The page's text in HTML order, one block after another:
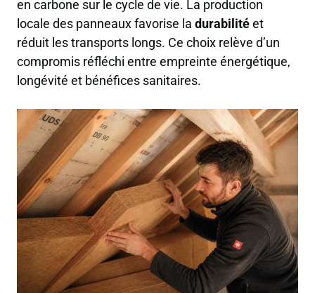
en carbone sur le cycle de vie. La production
locale des panneaux favorise la durabilitéet
réduit les transports longs. Ce choix relève d’un
compromis réfléchi entre empreinte énergétique,
longévité et bénéfices sanitaires.